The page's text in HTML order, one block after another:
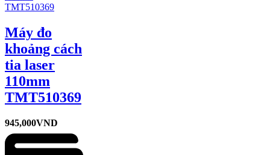
Máy đo
khoảng cách
tia laser
110mm
TMT510369
945,000VND